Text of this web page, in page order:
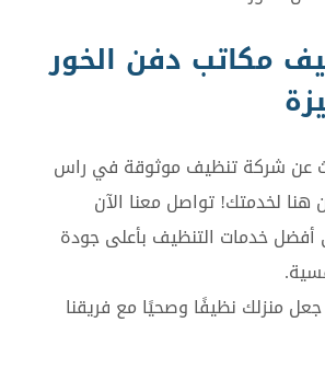
مكاتب دفن الخور
عن شركة تنظيف موثوقة في راس
هنا لخدمتك! تواصل معنا الآن
خدمات التنظيف بأعلى جودة
منزلك نظيفًا وصحيًا مع فريقنا